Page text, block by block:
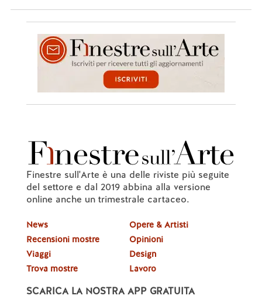
Finestre sull'Arte è una delle riviste più seguite
del settore e dal 2019 abbina alla versione
online anche un trimestrale cartaceo.
News
Recensioni mostre
Viaggi
Trova mostre
Opere & Artisti
Opinioni
Design
Lavoro
SCARICA LA NOSTRA APP GRATUITA